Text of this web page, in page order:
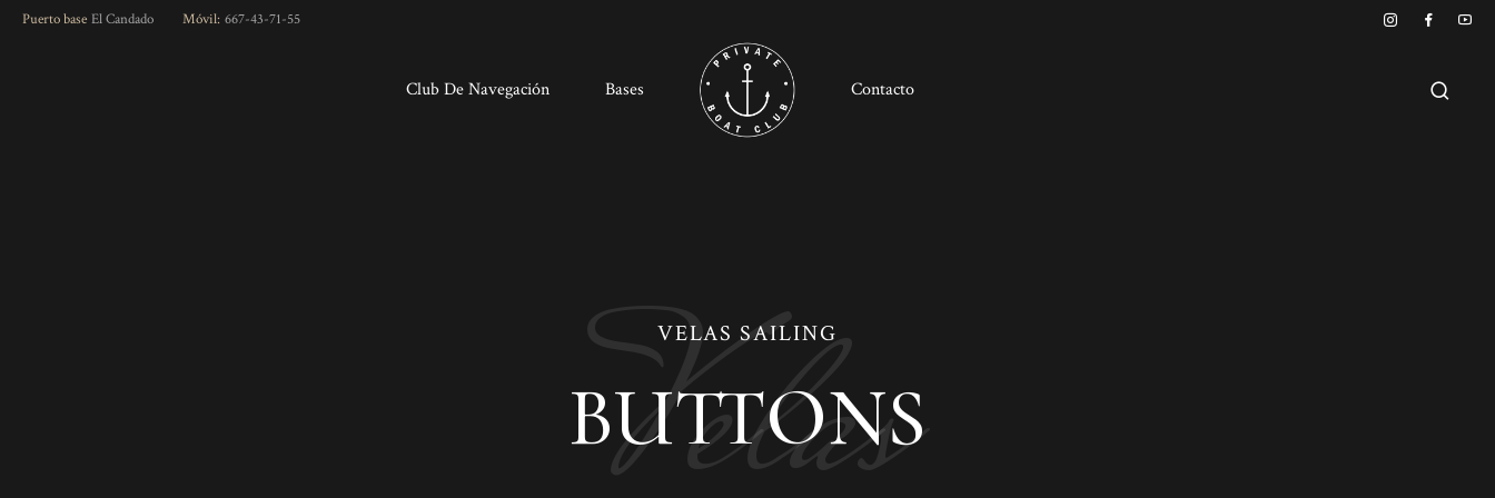
SkipPuerto base El Candado Móvil: 667-43-71-55
Club De Navegación Bases Contacto
VELAS SAILING
BUTTONS